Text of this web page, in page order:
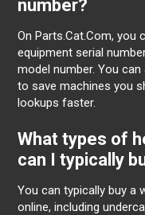
number?
On Parts.Cat.Com, you
equipment serial
model number. You
to save machines you
lookups faster.
What types of
can I typically
You can typically buy a
online, including